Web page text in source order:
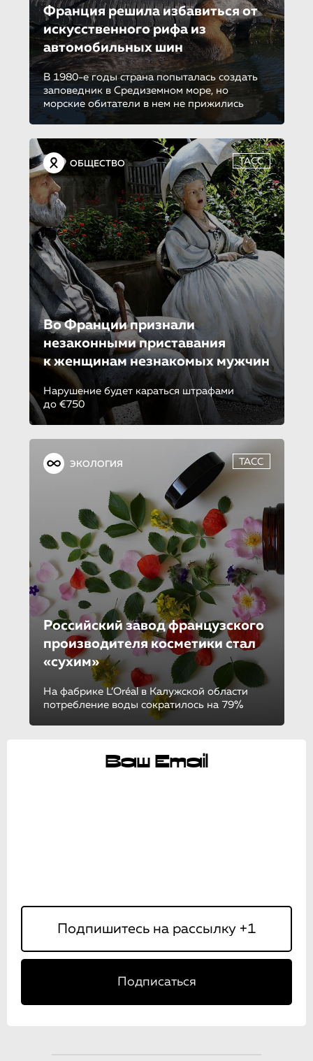
Франция решила избавиться от
искусственно­го рифа из
автомобильных шин
В 1980-е годы страна попыталась создать
заповедник в Средиземном море, но
морские обитатели в нем не прижились
ОБЩЕСТВО ТАСС
Во Франции признали
незаконными приставания
к женщинам незнакомых мужчин
Нарушение будет караться штрафами
до €750
ЭКОЛОГИЯ ТАСС
Российский завод французского
производителя косметики стал
«сухим»
На фабрике L’Oréal в Калужской области
потребление воды сократилось на 79%
Ваш Email
Подписаться